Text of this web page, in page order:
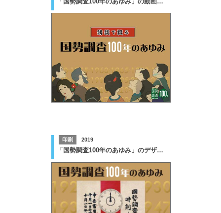
印刷 2019
「国勢調査100年のあゆみ」のデザイン版下作成業務